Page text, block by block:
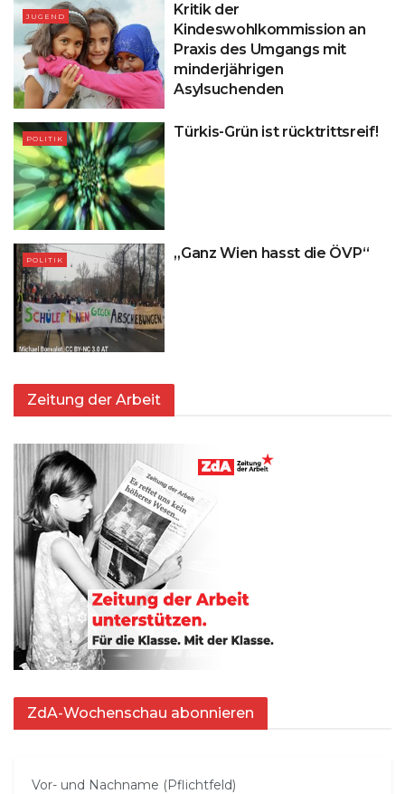
JUGEND
Kritik der
Kindeswohlkommission an
Praxis des Umgangs mit
minderjährigen
Asylsuchenden
POLITIK Türkis-Grün ist rücktrittsreif!
POLITIK „Ganz Wien hasst die ÖVP“
Zeitung der Arbeit
ZdA-Wochenschau abonnieren
Vor- und Nachname (Pflichtfeld)